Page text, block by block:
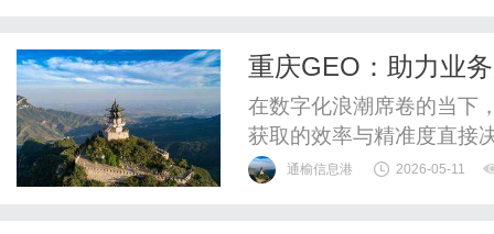
重庆GEO：助力业
在数字化浪潮席卷的当下
获取的效率与精准度直接
镇，企业数字化转型需求
通榆信息港 2026-05-11